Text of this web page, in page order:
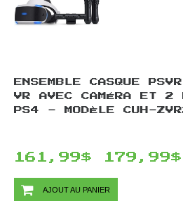
ENSEMBLE CASQUE
VR AVEC CAMÉRA ET 2
PS4 - MODÈLE CUH-
161,99$ 179,99$
AJOUT AU PANIER